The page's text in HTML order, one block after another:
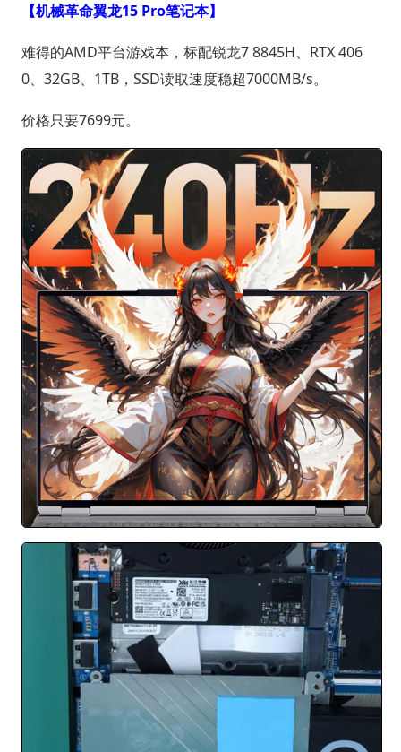
【机械革命翼龙15 Pro笔记本】
难得的AMD平台游戏本，标配锐龙7 8845H、RTX 406
0、32GB、1TB，SSD读取速度稳超7000MB/s。
价格只要7699元。